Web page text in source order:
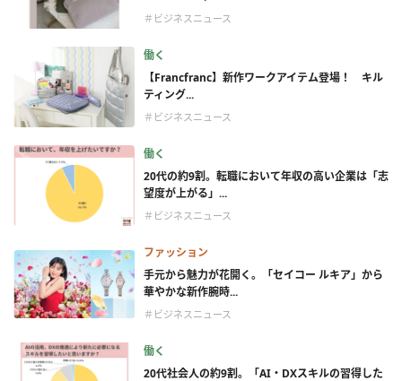
＃ビジネスニュース
働く
【Francfranc】新作ワークアイテム登場！ キル
ティング...
＃ビジネスニュース
働く
20代の約9割。転職において年収の高い企業は「志
望度が上がる」...
＃ビジネスニュース
ファッション
手元から魅力が花開く。「セイコー ルキア」から
華やかな新作腕時...
＃ビジネスニュース
働く
20代社会人の約9割。「AI・DXスキルの習得した